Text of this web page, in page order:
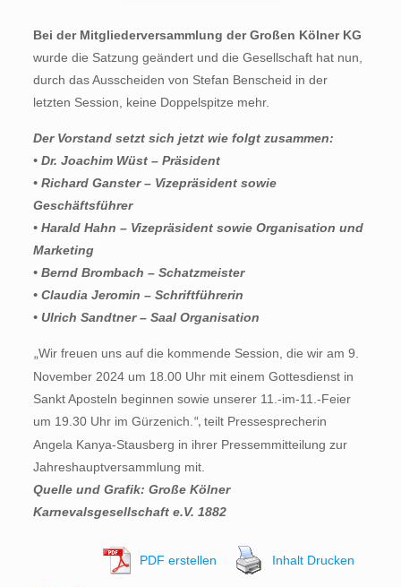
Bei der Mitgliederversammlung der Großen Kölner KG
wurde die Satzung geändert und die Gesellschaft hat nun,
durch das Ausscheiden von Stefan Benscheid in der
letzten Session, keine Doppelspitze mehr.
Der Vorstand setzt sich jetzt wie folgt zusammen:
• Dr. Joachim Wüst – Präsident
• Richard Ganster – Vizepräsident sowie
Geschäftsführer
• Harald Hahn – Vizepräsident sowie Organisation und
Marketing
• Bernd Brombach – Schatzmeister
• Claudia Jeromin – Schriftführerin
• Ulrich Sandtner – Saal Organisation
„Wir freuen uns auf die kommende Session, die wir am 9.
November 2024 um 18.00 Uhr mit einem Gottesdienst in
Sankt Aposteln beginnen sowie unserer 11.-im-11.-Feier
um 19.30 Uhr im Gürzenich.“, teilt Pressesprecherin
Angela Kanya-Stausberg in ihrer Pressemmitteilung zur
Jahreshauptversammlung mit.
Quelle und Grafik: Große Kölner
Karnevalsgesellschaft e.V. 1882
PDF erstellen Inhalt Drucken